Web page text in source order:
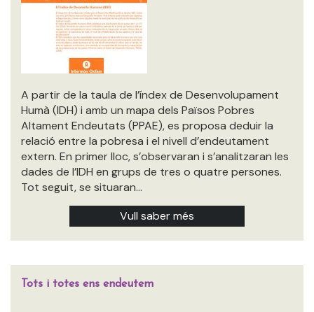
A partir de la taula de l’índex de Desenvolupament
Humà (IDH) i amb un mapa dels Països Pobres
Altament Endeutats (PPAE), es proposa deduir la
relació entre la pobresa i el nivell d’endeutament
extern. En primer lloc, s’observaran i s’analitzaran les
dades de l’IDH en grups de tres o quatre persones.
Tot seguit, se situaran…
Vull saber més
Tots i totes ens endeutem